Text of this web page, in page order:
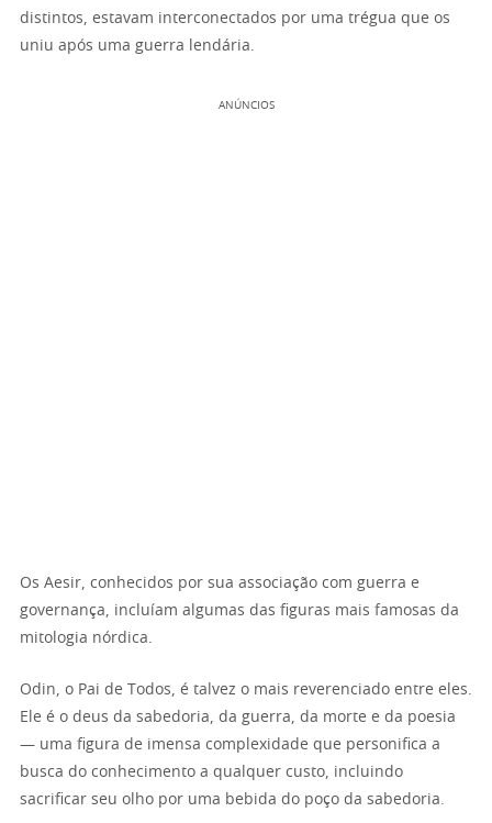
distintos, estavam interconectados por uma trégua que os
uniu após uma guerra lendária.
ANÚNCIOS
Os Aesir, conhecidos por sua associação com guerra e
governança, incluíam algumas das figuras mais famosas da
mitologia nórdica.
Odin, o Pai de Todos, é talvez o mais reverenciado entre eles.
Ele é o deus da sabedoria, da guerra, da morte e da poesia
— uma figura de imensa complexidade que personifica a
busca do conhecimento a qualquer custo, incluindo
sacrificar seu olho por uma bebida do poço da sabedoria.